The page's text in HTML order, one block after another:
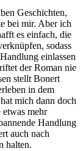
Geschichten,
bei mir. Aber ich
es einfach, die
sodass
einlassen
der Roman nie
stellt Bonert
in dem
mich dann doch
mehr
Handlung
auch nach
halten.